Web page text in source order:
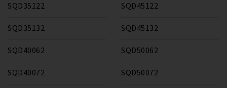
SQD35122
SQD35132
SQD40062
SQD40072
SQD45122
SQD45132
SQD50062
SQD50072